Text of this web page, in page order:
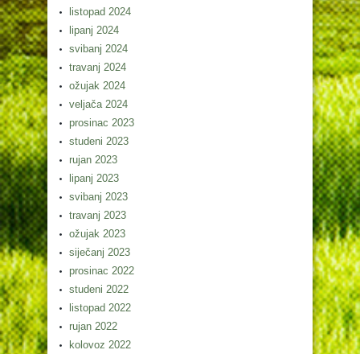
listopad 2024
lipanj 2024
svibanj 2024
travanj 2024
ožujak 2024
veljača 2024
prosinac 2023
studeni 2023
rujan 2023
lipanj 2023
svibanj 2023
travanj 2023
ožujak 2023
siječanj 2023
prosinac 2022
studeni 2022
listopad 2022
rujan 2022
kolovoz 2022